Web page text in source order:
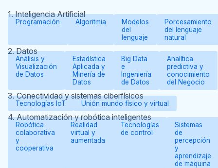
1. Inteligencia Artificial
Programación Algoritmia
Modelos
del
lenguaje
Porcesamiento
del lenguaje
natural
2. Datos
Análisis y
Visualización
de Datos
Estadística
Aplicada y
Minería de
Datos
Big Data
e
Ingeniería
de Datos
Analítica
predictiva y
conocimiento
del Negocio
3. Conectividad y sistemas ciberfísicos
Tecnologías IoT Unión mundo físico y virtual
4. Automatización y robótica inteligentes
Robótica
colaborativa
y
cooperativa
Realidad
virtual y
aumentada
Tecnologías
de control
Sistemas
de
percepción
y
aprendizaje
de máquina